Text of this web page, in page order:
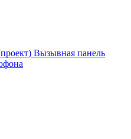
Вызывная панель